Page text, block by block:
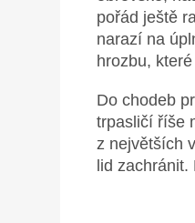
pořád ještě
narazí na
hrozbu,
Do chodeb
trpasličí říše
z největších
lid